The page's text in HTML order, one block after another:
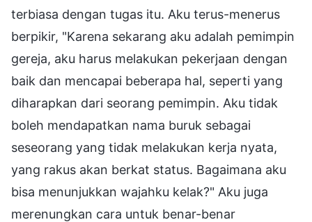
terbiasa dengan tugas itu. Aku terus-menerus
berpikir, "Karena sekarang aku adalah pemimpin
gereja, aku harus melakukan pekerjaan dengan
baik dan mencapai beberapa hal, seperti yang
diharapkan dari seorang pemimpin. Aku tidak
boleh mendapatkan nama buruk sebagai
seseorang yang tidak melakukan kerja nyata,
yang rakus akan berkat status. Bagaimana aku
bisa menunjukkan wajahku kelak?" Aku juga
merenungkan cara untuk benar-benar